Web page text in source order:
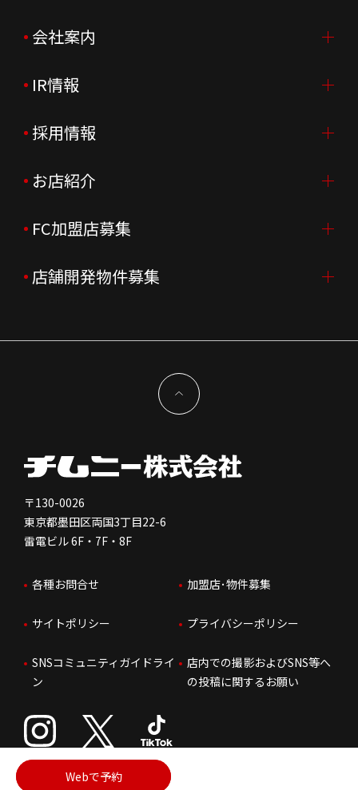
Webで予約
会社案内
会社案内TOP
ご挨拶
会社概要
会社沿革
企業理念
新型コロナウイルス対応
IR情報
IR情報TOP
ニュースリリース
月次売上
決算資料
コーポレートガバナンス
免責事項
株価情報
IRお問合せ
採用情報
採用情報TOP
新卒採用
中途採用
会社を知る
人を知る
はたらく環境
人財育成
サステナビリティ
お店紹介
店舗を探す・予約する
よくあるご質問
FC加盟店募集
FC加盟店募集TOP
独立支援について
FC加盟店お問合せ
店舗開発物件募集
〒130-0026
東京都墨田区両国3丁目22-6
雷電ビル 6F・7F・8F
各種お問合せ 加盟店･物件募集
サイトポリシー プライバシーポリシー
SNSコミュニティガイドライ
ン
店内での撮影およびSNS等へ
の投稿に関するお願い
Copyright © 2026 ChimneyGroup All Rights Reserved.